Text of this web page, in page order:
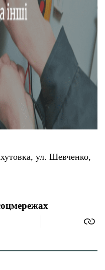
ул. Шевченко,